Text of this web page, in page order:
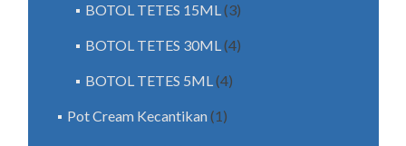
BOTOL TETES 15ML(3)
BOTOL TETES 30ML(4)
BOTOL TETES 5ML(4)
Pot Cream Kecantikan(1)